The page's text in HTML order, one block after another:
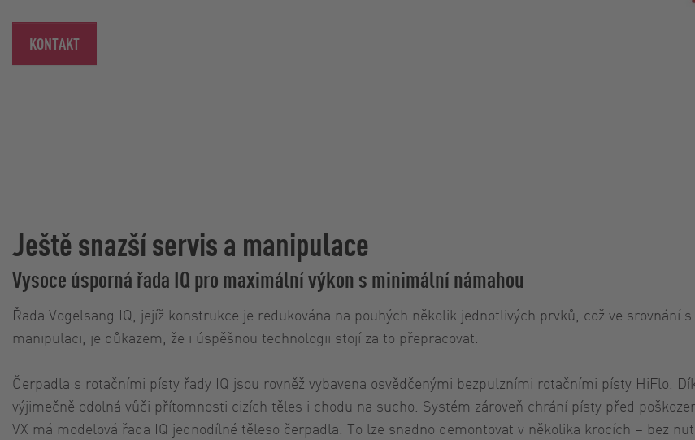
KONTAKT
Ještě snazší servis a manipulace
Vysoce úsporná řada IQ pro maximální výkon s minimální námahou
Řada Vogelsang IQ, jejíž konstrukce je redukována na pouhých několik jednotlivých prvků, což ve
manipulaci, je důkazem, že i úspěšnou technologii stojí za to přepracovat.
Čerpadla s rotačními písty řady IQ jsou rovněž vybavena osvědčenými bezpulzními rotačními písty HiFlo.
výjimečně odolná vůči přítomnosti cizích těles i chodu na sucho. Systém zároveň chrání písty před
VX má modelová řada IQ jednodílné těleso čerpadla. To lze snadno demontovat v několika krocích – bez